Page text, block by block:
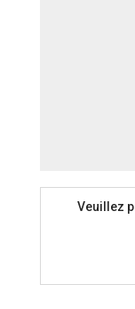
Veuillez